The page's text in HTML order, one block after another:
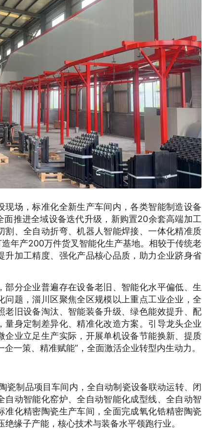
场，标准化全新生产车间内，各类智能制造设备
推进全域设备迭代升级，新购置20余套高端加工
、全自动折弯、机器人智能焊接、一体化精准质
年产200万件货叉智能化生产基地。相较于传统老
加工精度、强化产品核心品质，助力企业跻身省
分企业普遍存在设备老旧、智能化水平偏低、生
题，淄川区聚焦全区规模以上重点工业企业，全
旧设备淘汰、智能装备升级、绿色能效提升、配
身定制差异化、精准化改造方案。引导龙头企业
业立足生产实际，开展单机设备节能换新、提质
一策、精准赋能”，全面激活企业转型内生动力。
瓷制品项目车间内，全自动制瓷设备联动运转、闭
动智能化窑炉、全自动智能化成型线、全自动智
化精密陶瓷生产车间，全面完成氧化锆精密陶瓷
缘子产能，核心技术与装备水平领跑行业。